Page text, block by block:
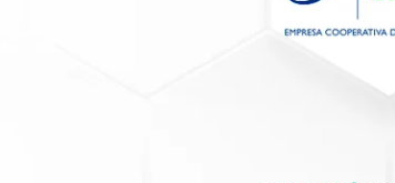
Citas Soat